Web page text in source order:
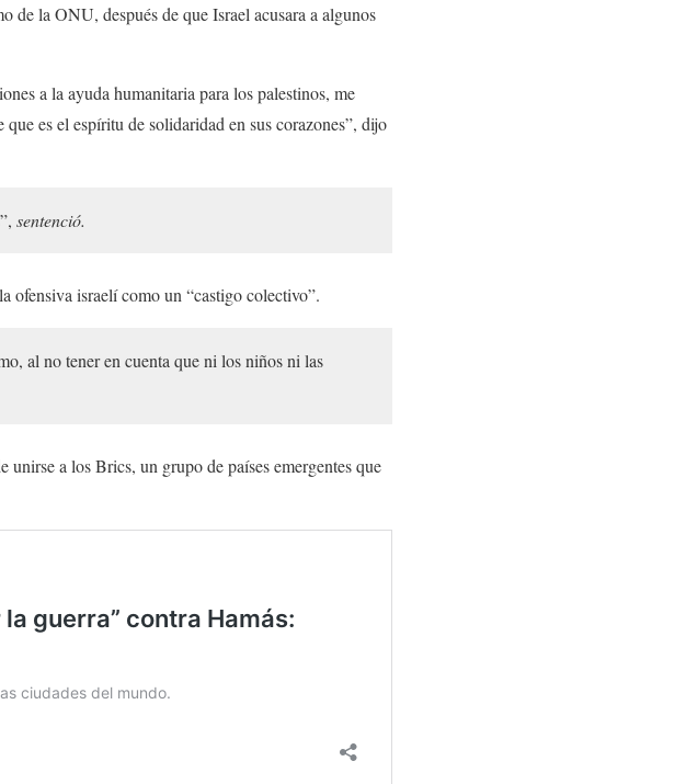
de la ONU, después de que Israel acusara a algunos
a la ayuda humanitaria para los palestinos, me
es el espíritu de solidaridad en sus corazones”, dijo
sentenció.
ofensiva israelí como un “castigo colectivo”.
al no tener en cuenta que ni los niños ni las
a los Brics, un grupo de países emergentes que